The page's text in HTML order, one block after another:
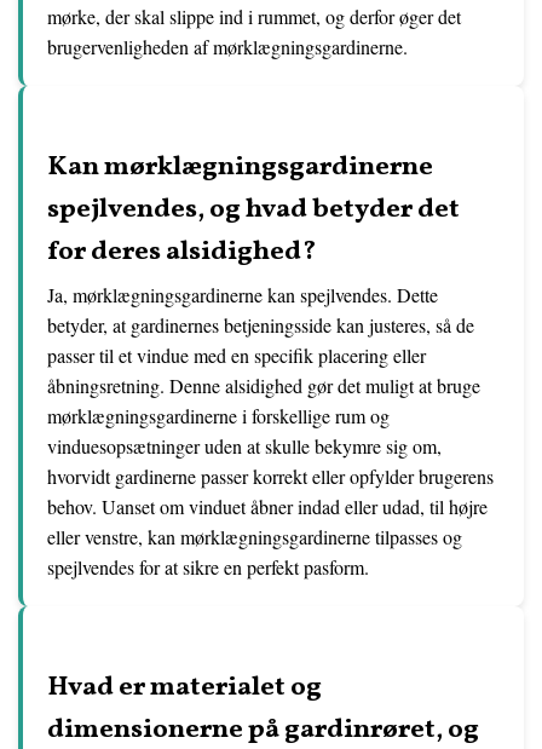
mørke, der skal slippe ind i rummet, og derfor øger det
brugervenligheden af mørklægningsgardinerne.
Kan mørklægningsgardinerne
spejlvendes, og hvad betyder det
for deres alsidighed?
Ja, mørklægningsgardinerne kan spejlvendes. Dette
betyder, at gardinernes betjeningsside kan justeres, så de
passer til et vindue med en specifik placering eller
åbningsretning. Denne alsidighed gør det muligt at bruge
mørklægningsgardinerne i forskellige rum og
vinduesopsætninger uden at skulle bekymre sig om,
hvorvidt gardinerne passer korrekt eller opfylder brugerens
behov. Uanset om vinduet åbner indad eller udad, til højre
eller venstre, kan mørklægningsgardinerne tilpasses og
spejlvendes for at sikre en perfekt pasform.
Hvad er materialet og
dimensionerne på gardinrøret, og